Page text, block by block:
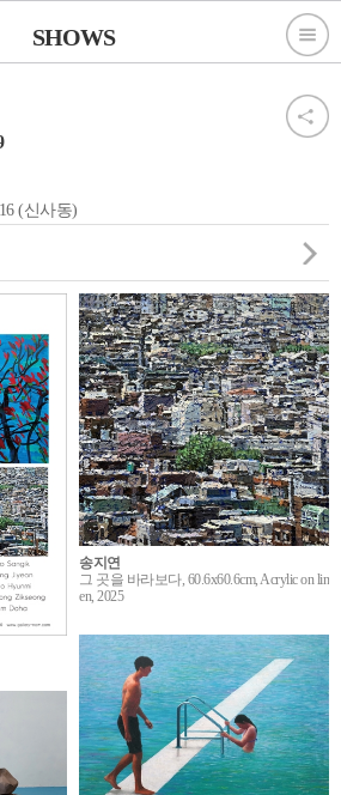
SHOWS
(신사동)
송지연
그 곳을 바라보다, 60.6x60.6cm, Acrylic on lin
en, 2025